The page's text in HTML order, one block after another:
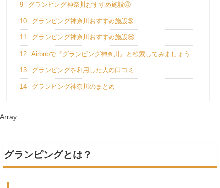
9 グランピング神奈川おすすめ施設④
10 グランピング神奈川おすすめ施設➄
11 グランピング神奈川おすすめ施設⑥
12 Airbnbで『グランピング神奈川』と検索してみましょう！
13 グランピングを利用した人の口コミ
14 グランピング神奈川のまとめ
Array
グランピングとは？